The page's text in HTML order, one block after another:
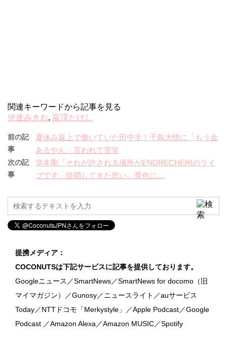
関連キーワードから記事を見る
伊達みきお, 富澤たけし
前の記
事
夏休み返上で働いていた田中圭！千鳥大悟に「もう金
あるやん」言われて苦笑
次の記
事
堂本剛「それが許される場所がENDRECHERIのライ
ブです」提唱してきた思い、景色に…
提携メディア：
COCONUTSは下記サービスに記事を提供しております。
Googleニュース／SmartNews／SmartNews for docomo（旧
マイマガジン）／Gunosy／ニュースライト／auサービス
Today／NTTドコモ「Merkystyle」／Apple Podcast／Google
Podcast ／Amazon Alexa／Amazon MUSIC／Spotify